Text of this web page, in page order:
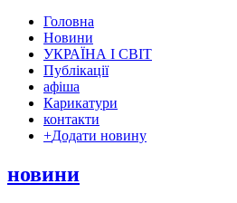
Головна
Новини
УКРАЇНА І СВІТ
Публікації
афіша
Карикатури
контакти
+Додати новину
новини